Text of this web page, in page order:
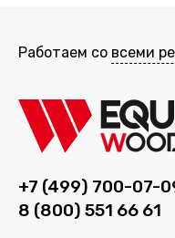
Работаем со всеми
+7 (499) 700-07-
8 (800) 551 66 61